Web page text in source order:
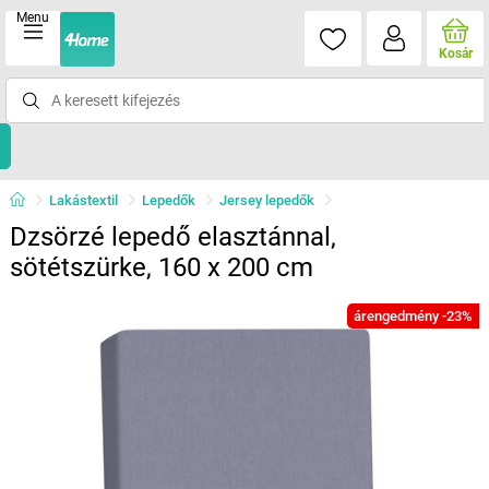
Menu
Kosár
Lakástextil Lepedők Jersey lepedők
Dzsörzé lepedő elasztánnal,
sötétszürke, 160 x 200 cm
árengedmény -23%